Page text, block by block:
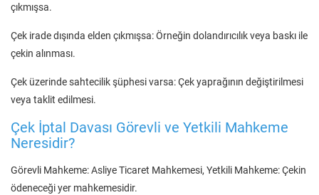
çıkmışsa.
Çek irade dışında elden çıkmışsa: Örneğin dolandırıcılık veya baskı ile
çekin alınması.
Çek üzerinde sahtecilik şüphesi varsa: Çek yaprağının değiştirilmesi
veya taklit edilmesi.
Çek İptal Davası Görevli ve Yetkili Mahkeme
Neresidir?
Görevli Mahkeme: Asliye Ticaret Mahkemesi, Yetkili Mahkeme: Çekin
ödeneceği yer mahkemesidir.